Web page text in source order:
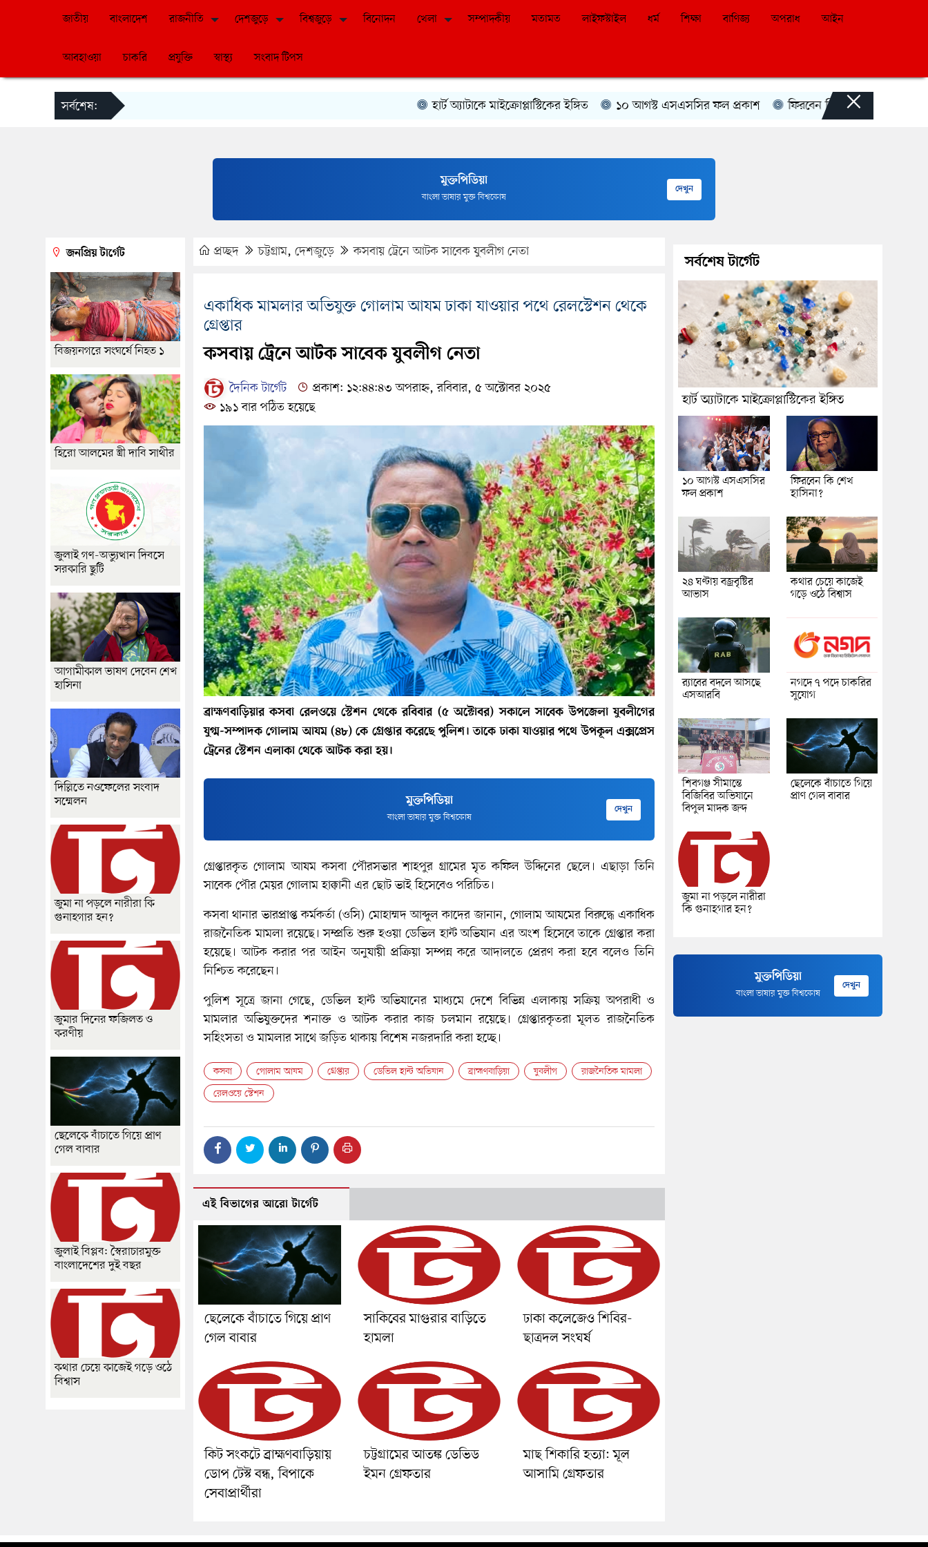
জাতীয় বাংলাদেশ রাজনীতি দেশজুড়ে বিশ্বজুড়ে বিনোদন খেলা সম্পাদকীয় মতামত লাইফস্টাইল ধর্ম শিক্ষা বাণিজ্য অপরাধ আইন
আবহাওয়া চাকরি প্রযুক্তি স্বাস্থ্য সংবাদ টিপস
সর্বশেষ: হার্ট অ্যাটাকে মাইক্রোপ্লাস্টিকের ইঙ্গিত ১০ আগস্ট এসএসসির ফল প্রকাশ ফিরবেন কি শেখ হাসিনা?
×
মুক্ত জ্ঞান, সবার জন্য
আজই ভিজিট করুন
দেখুন
প্রচ্ছদ চট্টগ্রাম, দেশজুড়ে কসবায় ট্রেনে আটক সাবেক যুবলীগ নেতা
একাধিক মামলার অভিযুক্ত গোলাম আযম ঢাকা যাওয়ার পথে রেলস্টেশন থেকে
গ্রেপ্তার
কসবায় ট্রেনে আটক সাবেক যুবলীগ নেতা
দৈনিক টার্গেট
প্রকাশ: ১২:৪৪:৪৩ অপরাহ্ন, রবিবার, ৫ অক্টোবর ২০২৫
১৯১ বার পঠিত হয়েছে
ব্রাহ্মণবাড়িয়ার কসবা রেলওয়ে স্টেশন থেকে রবিবার (৫ অক্টোবর) সকালে সাবেক উপজেলা যুবলীগের
যুগ্ম-সম্পাদক গোলাম আযম (৪৮) কে গ্রেপ্তার করেছে পুলিশ। তাকে ঢাকা যাওয়ার পথে উপকূল এক্সপ্রেস
ট্রেনের স্টেশন এলাকা থেকে আটক করা হয়।
মুক্তপিডিয়া
বাংলা ভাষার মুক্ত বিশ্বকোষ
দেখুন
গ্রেপ্তারকৃত গোলাম আযম কসবা পৌরসভার শাহপুর গ্রামের মৃত কফিল উদ্দিনের ছেলে। এছাড়া তিনি
সাবেক পৌর মেয়র গোলাম হাক্কানী এর ছোট ভাই হিসেবেও পরিচিত।
কসবা থানার ভারপ্রাপ্ত কর্মকর্তা (ওসি) মোহাম্মদ আব্দুল কাদের জানান, গোলাম আযমের বিরুদ্ধে একাধিক
রাজনৈতিক মামলা রয়েছে। সম্প্রতি শুরু হওয়া ডেভিল হান্ট অভিযান এর অংশ হিসেবে তাকে গ্রেপ্তার করা
হয়েছে। আটক করার পর আইন অনুযায়ী প্রক্রিয়া সম্পন্ন করে আদালতে প্রেরণ করা হবে বলেও তিনি
নিশ্চিত করেছেন।
পুলিশ সূত্রে জানা গেছে, ডেভিল হান্ট অভিযানের মাধ্যমে দেশে বিভিন্ন এলাকায় সক্রিয় অপরাধী ও
মামলার অভিযুক্তদের শনাক্ত ও আটক করার কাজ চলমান রয়েছে। গ্রেপ্তারকৃতরা মূলত রাজনৈতিক
সহিংসতা ও মামলার সাথে জড়িত থাকায় বিশেষ নজরদারি করা হচ্ছে।
কসবা গোলাম আযম গ্রেপ্তার ডেভিল হান্ট অভিযান ব্রাহ্মণবাড়িয়া যুবলীগ
রাজনৈতিক মামলা
রেলওয়ে স্টেশন
এই বিভাগের আরো টার্গেট
ছেলেকে বাঁচাতে গিয়ে প্রাণ
গেল বাবার
সাকিবের মাগুরার বাড়িতে
হামলা
ঢাকা কলেজেও শিবির-
ছাত্রদল সংঘর্ষ
কিট সংকটে ব্রাহ্মণবাড়িয়ায়
ডোপ টেস্ট বন্ধ, বিপাকে
সেবাপ্রার্থীরা
চট্টগ্রামের আতঙ্ক ডেভিড
ইমন গ্রেফতার
মাছ শিকারি হত্যা: মূল
আসামি গ্রেফতার
জনপ্রিয় টার্গেট
বিজয়নগরে সংঘর্ষে নিহত ১
হিরো আলমের স্ত্রী দাবি সাথীর
জুলাই গণ-অভ্যুত্থান দিবসে
সরকারি ছুটি
আগামীকাল ভাষণ দেবেন শেখ
হাসিনা
দিল্লিতে নওফেলের সংবাদ
সম্মেলন
জুমা না পড়লে নারীরা কি
গুনাহগার হন?
জুমার দিনের ফজিলত ও
করণীয়
ছেলেকে বাঁচাতে গিয়ে প্রাণ
গেল বাবার
জুলাই বিপ্লব: স্বৈরাচারমুক্ত
বাংলাদেশের দুই বছর
কথার চেয়ে কাজেই গড়ে ওঠে
বিশ্বাস
সর্বশেষ টার্গেট
হার্ট অ্যাটাকে মাইক্রোপ্লাস্টিকের ইঙ্গিত
১০ আগস্ট এসএসসির
ফল প্রকাশ
ফিরবেন কি শেখ
হাসিনা?
২৪ ঘণ্টায় বজ্রবৃষ্টির
আভাস
কথার চেয়ে কাজেই
গড়ে ওঠে বিশ্বাস
র‍্যাবের বদলে আসছে
এসআরবি
নগদে ৭ পদে চাকরির
সুযোগ
শিবগঞ্জ সীমান্তে
বিজিবির অভিযানে
বিপুল মাদক জব্দ
ছেলেকে বাঁচাতে গিয়ে
প্রাণ গেল বাবার
জুমা না পড়লে নারীরা
কি গুনাহগার হন?
মুক্তপিডিয়া
বাংলা ভাষার মুক্ত বিশ্বকোষ
দেখুন